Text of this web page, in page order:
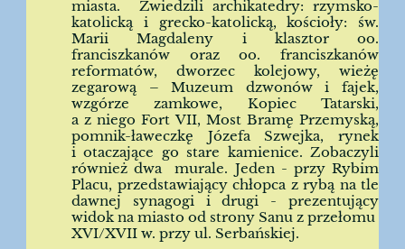
miasta. Zwiedzili archikatedry: rzymsko-
katolicką i grecko-katolicką, kościoły: św.
Marii Magdaleny i klasztor oo.
franciszkanów oraz oo. franciszkanów
reformatów, dworzec kolejowy, wieżę
zegarową – Muzeum dzwonów i fajek,
wzgórze zamkowe, Kopiec Tatarski,
a z niego Fort VII, Most Bramę Przemyską,
pomnik-ławeczkę Józefa Szwejka, rynek
i otaczające go stare kamienice. Zobaczyli
również dwa murale. Jeden - przy Rybim
Placu, przedstawiający chłopca z rybą na tle
dawnej synagogi i drugi - prezentujący
widok na miasto od strony Sanu z przełomu
XVI/XVII w. przy ul. Serbańskiej.